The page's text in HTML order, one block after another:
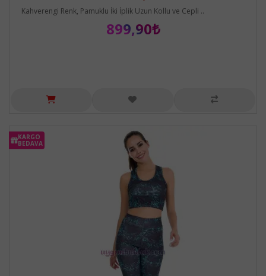
Kahverengi Renk, Pamuklu İki İplik Uzun Kollu ve Cepli ..
899,90₺
KARGO
BEDAVA